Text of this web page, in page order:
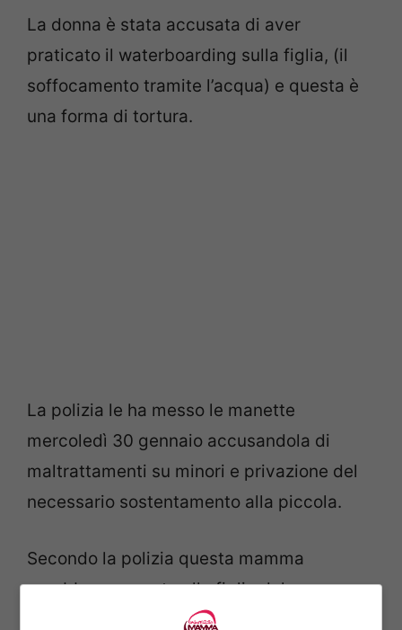
La donna è stata accusata di aver
praticato il waterboarding sulla figlia, (il
soffocamento tramite l’acqua) e questa è
una forma di tortura.
La polizia le ha messo le manette
mercoledì 30 gennaio accusandola di
maltrattamenti su minori e privazione del
necessario sostentamento alla piccola.
Secondo la polizia questa mamma
avrebbe procurato alla figlia dolore e